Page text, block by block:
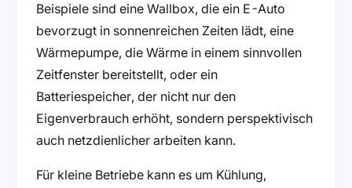
Beispiele sind eine Wallbox, die ein E-Auto
bevorzugt in sonnenreichen Zeiten lädt, eine
Wärmepumpe, die Wärme in einem sinnvollen
Zeitfenster bereitstellt, oder ein
Batteriespeicher, der nicht nur den
Eigenverbrauch erhöht, sondern perspektivisch
auch netzdienlicher arbeiten kann.
Für kleine Betriebe kann es um Kühlung,